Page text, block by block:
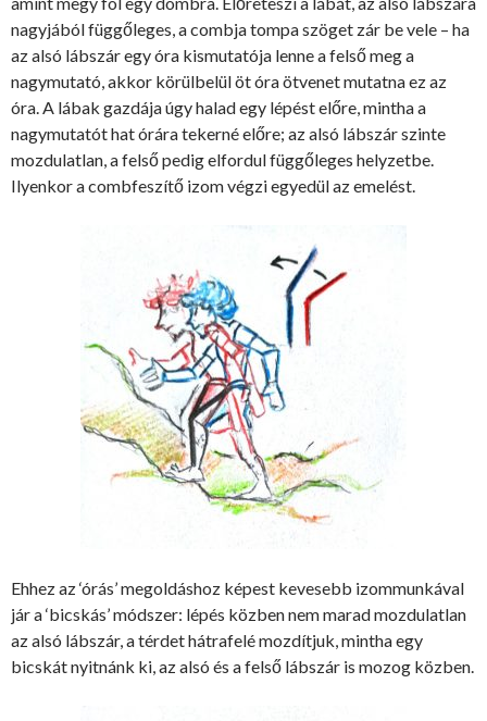
nagyjából függőleges, a combja tompa szöget zár be vele – ha
az alsó lábszár egy óra kismutatója lenne a felső meg a
nagymutató, akkor körülbelül öt óra ötvenet mutatna ez az
óra. A lábak gazdája úgy halad egy lépést előre, mintha a
nagymutatót hat órára tekerné előre; az alsó lábszár szinte
mozdulatlan, a felső pedig elfordul függőleges helyzetbe.
Ilyenkor a combfeszítő izom végzi egyedül az emelést.
Ehhez az ‘órás’ megoldáshoz képest kevesebb izommunkával
jár a ‘bicskás’ módszer: lépés közben nem marad mozdulatlan
az alsó lábszár, a térdet hátrafelé mozdítjuk, mintha egy
bicskát nyitnánk ki, az alsó és a felső lábszár is mozog közben.